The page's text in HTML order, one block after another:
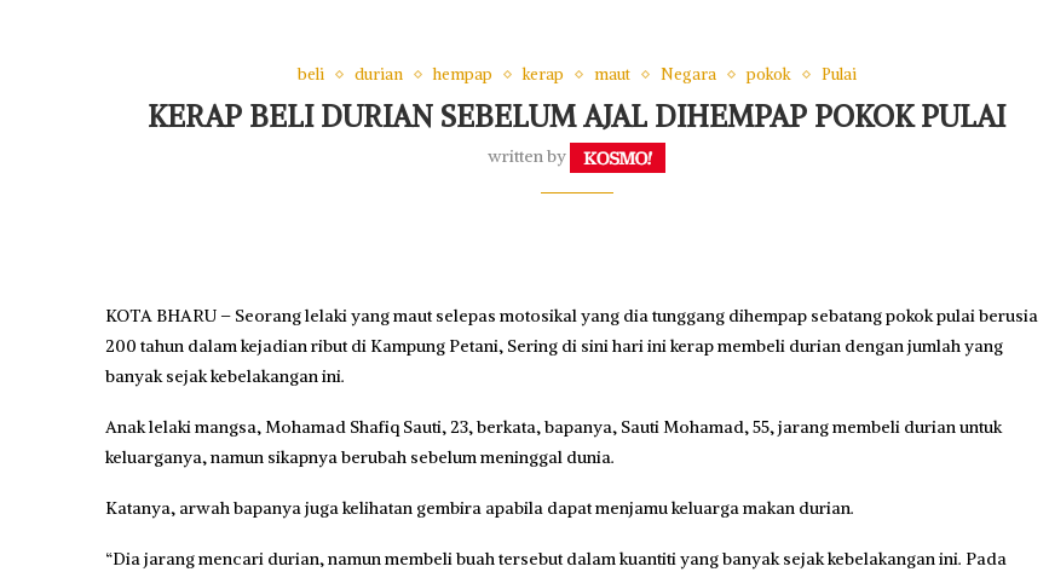
beli durian hempap kerap maut Negara pokok Pulai
KERAP BELI DURIAN SEBELUM AJAL DIHEMPAP POKOK PULAI
written by
KOTA BHARU – Seorang lelaki yang maut selepas motosikal yang dia tunggang dihempap sebatang pokok pulai berusia
200 tahun dalam kejadian ribut di Kampung Petani, Sering di sini hari ini kerap membeli durian dengan jumlah yang
banyak sejak kebelakangan ini.
Anak lelaki mangsa, Mohamad Shafiq Sauti, 23, berkata, bapanya, Sauti Mohamad, 55, jarang membeli durian untuk
keluarganya, namun sikapnya berubah sebelum meninggal dunia.
Katanya, arwah bapanya juga kelihatan gembira apabila dapat menjamu keluarga makan durian.
“Dia jarang mencari durian, namun membeli buah tersebut dalam kuantiti yang banyak sejak kebelakangan ini. Pada